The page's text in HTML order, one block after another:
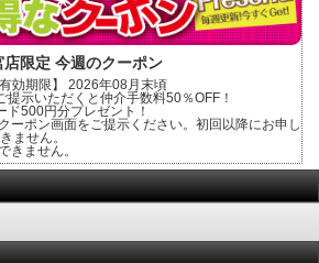
限定 今週のクーポン
効期限】 2026年08月末頃
提示いただくと仲介手数料50％OFF！
ド500円分プレゼント！
ーポン画面をご提示ください。初回以降にお申し
ません。
きません。